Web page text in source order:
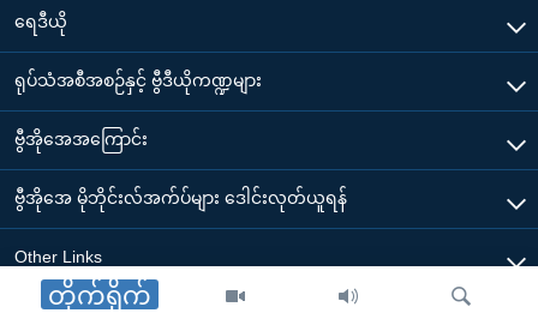
တိုက်ရိုက်
ရေဒီယို
ရုပ်သံအစီအစဉ်နှင့် ဗွီဒီယိုကဏ္ဍများ
ဗွီအိုအေအကြောင်း
ဗွီအိုအေ မိုဘိုင်းလ်အက်ပ်များ ဒေါင်းလုတ်ယူရန်
Other Links